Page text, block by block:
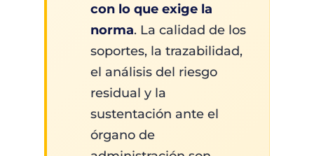
con lo que exige la
norma. La calidad de los
soportes, la trazabilidad,
el análisis del riesgo
residual y la
sustentación ante el
órgano de